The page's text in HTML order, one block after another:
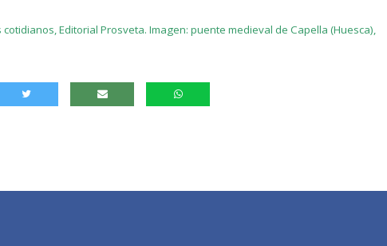
Editorial Prosveta. Imagen: puente medieval de Capella (Huesca),